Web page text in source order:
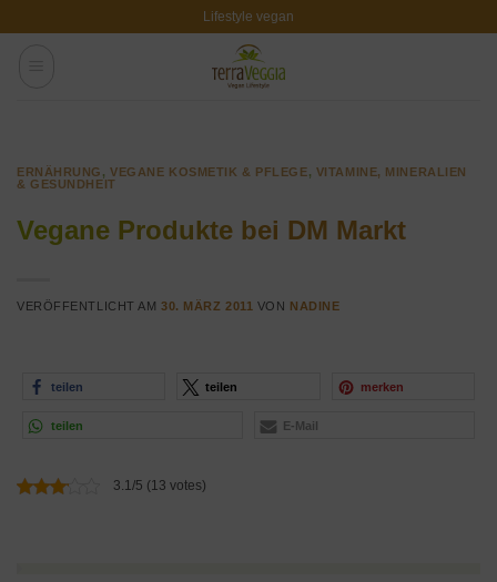
Lifestyle vegan
ERNÄHRUNG ,VEGANE KOSMETIK & PFLEGE, VITAMINE, MINERALIEN
& GESUNDHEIT
Vegane Produkte bei DM Markt
VERÖFFENTLICHT AM30. MÄRZ 2011 VON NADINE
teilen teilen merken
teilen E-Mail
3.1/5 (13 votes)